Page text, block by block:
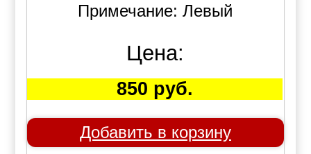
Примечание: Левый
Цена:
850 руб.
Добавить в корзину